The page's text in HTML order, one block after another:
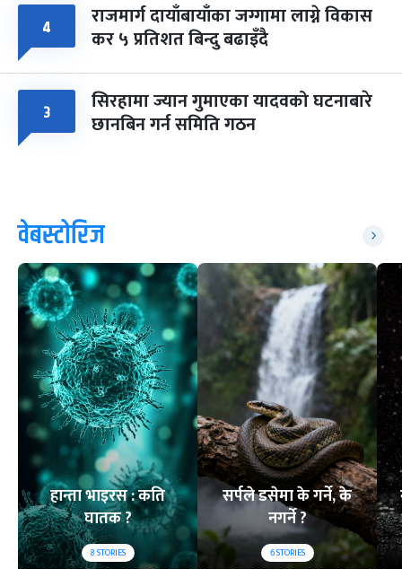
४ राजमार्ग दायाँबायाँका जग्गामा लाग्ने विकास
कर ५ प्रतिशत बिन्दु बढाइँदै
३ सिरहामा ज्यान गुमाएका यादवको घटनाबारे
छानबिन गर्न समिति गठन
वेबस्टोरिज
हान्ता भाइरस : कति
घातक ?
8STORIES
सर्पले डसेमा के गर्ने, के
नगर्ने ?
6STORIES